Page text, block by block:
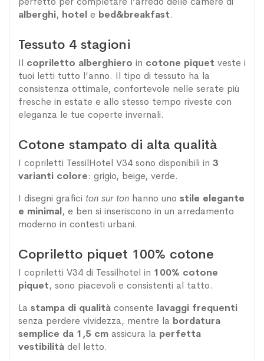
alberghi, hotel e bed&breakfast.
Tessuto 4 stagioni
Il copriletto alberghiero in cotone piquet veste i
tuoi letti tutto l’anno. Il tipo di tessuto ha la
consistenza ottimale, confortevole nelle serate più
fresche in estate e allo stesso tempo riveste con
eleganza le tue coperte invernali.
Cotone stampato di alta qualità
I copriletti TessilHotel V34 sono disponibili in 3
varianti colore: grigio, beige, verde.
I disegni grafici ton sur ton hanno uno stile elegante
e minimal, e ben si inseriscono in un arredamento
moderno in contesti urbani.
Copriletto piquet 100% cotone
I copriletti V34 di Tessilhotel in 100% cotone
piquet, sono piacevoli e consistenti al tatto.
La stampa di qualità consente lavaggi frequenti
senza perdere vividezza, mentre la bordatura
semplice da 1,5 cm assicura la perfetta
vestibilità del letto.